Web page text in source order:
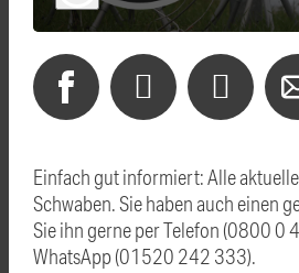
Einfach gut informiert: Alle
Schwaben. Sie haben auch einen
Sie ihn gerne per Telefon (0800 0
WhatsApp (01520 242 333).